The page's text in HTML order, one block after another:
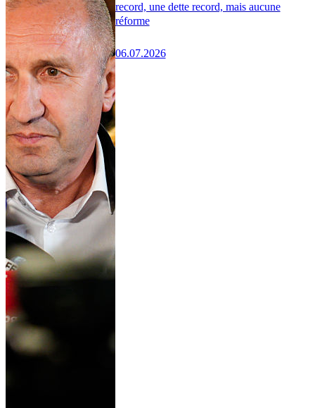
record, une dette record, mais aucune
réforme
06.07.2026